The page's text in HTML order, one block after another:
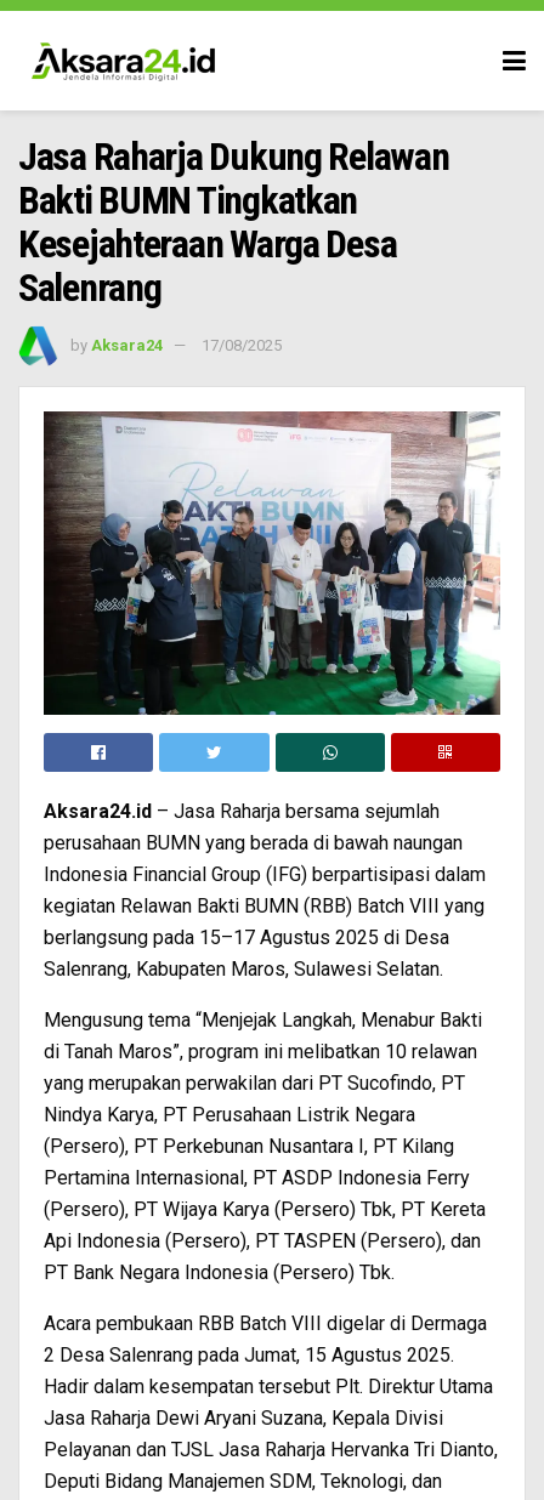
Jasa Raharja Dukung Relawan
Bakti BUMN Tingkatkan
Kesejahteraan Warga Desa
Salenrang
by Aksara24 17/08/2025
Aksara24.id – Jasa Raharja bersama sejumlah
perusahaan BUMN yang berada di bawah naungan
Indonesia Financial Group (IFG) berpartisipasi dalam
kegiatan Relawan Bakti BUMN (RBB) Batch VIII yang
berlangsung pada 15–17 Agustus 2025 di Desa
Salenrang, Kabupaten Maros, Sulawesi Selatan.
Mengusung tema “Menjejak Langkah, Menabur Bakti
di Tanah Maros”, program ini melibatkan 10 relawan
yang merupakan perwakilan dari PT Sucofindo, PT
Nindya Karya, PT Perusahaan Listrik Negara
(Persero), PT Perkebunan Nusantara I, PT Kilang
Pertamina Internasional, PT ASDP Indonesia Ferry
(Persero), PT Wijaya Karya (Persero) Tbk, PT Kereta
Api Indonesia (Persero), PT TASPEN (Persero), dan
PT Bank Negara Indonesia (Persero) Tbk.
Acara pembukaan RBB Batch VIII digelar di Dermaga
2 Desa Salenrang pada Jumat, 15 Agustus 2025.
Hadir dalam kesempatan tersebut Plt. Direktur Utama
Jasa Raharja Dewi Aryani Suzana, Kepala Divisi
Pelayanan dan TJSL Jasa Raharja Hervanka Tri Dianto,
Deputi Bidang Manajemen SDM, Teknologi, dan